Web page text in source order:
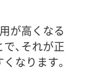
が高くなる
、それが正
なります。